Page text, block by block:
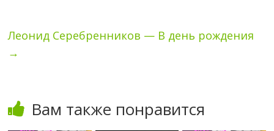
Леонид Серебренников — В день рождения
→
Вам также понравится